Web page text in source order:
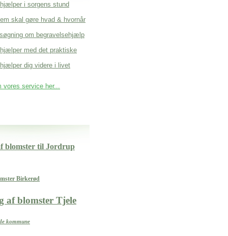
i sorgens stund
skal gøre hvad & hvornår
om begravelsehjælp
med det praktiske
dig videre i livet
vores service her...
blomster til Jordrup
Birkerød
af blomster Tjele
kommune